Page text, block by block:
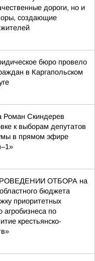
дороги, но и
создающие
бюро провело
в Каргапольском
Роман Скиндерев
к выборам депутатов
в прямом эфире
ОТБОРА на
бюджета
приоритетных
агробизнеса по
крестьянско-